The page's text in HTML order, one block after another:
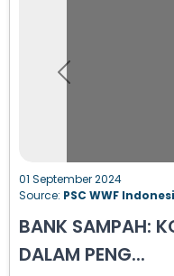
Previous
01 September 2024
Source: PSC WWF
BANK SAMPAH:
DALAM PENG...